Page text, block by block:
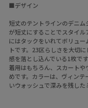
■デザイン
短丈のテントラインのデニ
が短丈にすることでスタイ
にはタックをいれてボリュ
トです。23区らしさを大切
感を落とし込んでいる1枚で
着用はもちろん、スカート
めです。カラーは、ヴィン
いウォッシュで深みを残した